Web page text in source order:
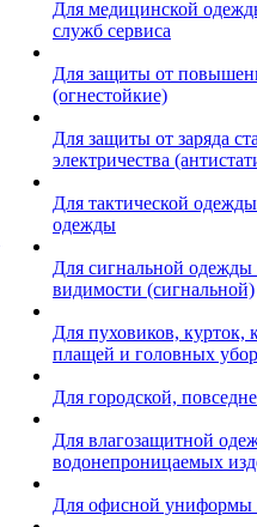
Для медицинской
служб сервиса
Для защиты от
(огнестойкие)
Для защиты от заряда
электричества
Для тактической
одежды
Для сигнальной
видимости (сигнальной)
Для пуховиков, курток,
плащей и головных
Для городской,
Для влагозащитной
водонепроницаемых
Для офисной